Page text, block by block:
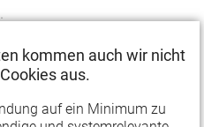
(Ziele, Selbstverständnis,
und den
kommen auch wir nicht
aus.
auf ein Minimum zu